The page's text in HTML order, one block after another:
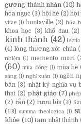
gương thánh nhân (10)
hỏa ngục (3) hội hè (2) hội
vitae (1) huntsville (2) hứa
khoa học (3) khổ đau (2)
kinh thánh (42)
(4) lòng thương xót chúa
nhiệm
(1) memento mori
(60) mùa đông (1) mùa hè
sáng (1) nghỉ xuân (1) ngôn
bản (3) nhật ký nghĩa vụ
thai (2) phật giáo (7)
(2) rắn (2) rượu bia (3)
(13)
summa theologica (1)
khỏe (10) tam nhật thánh